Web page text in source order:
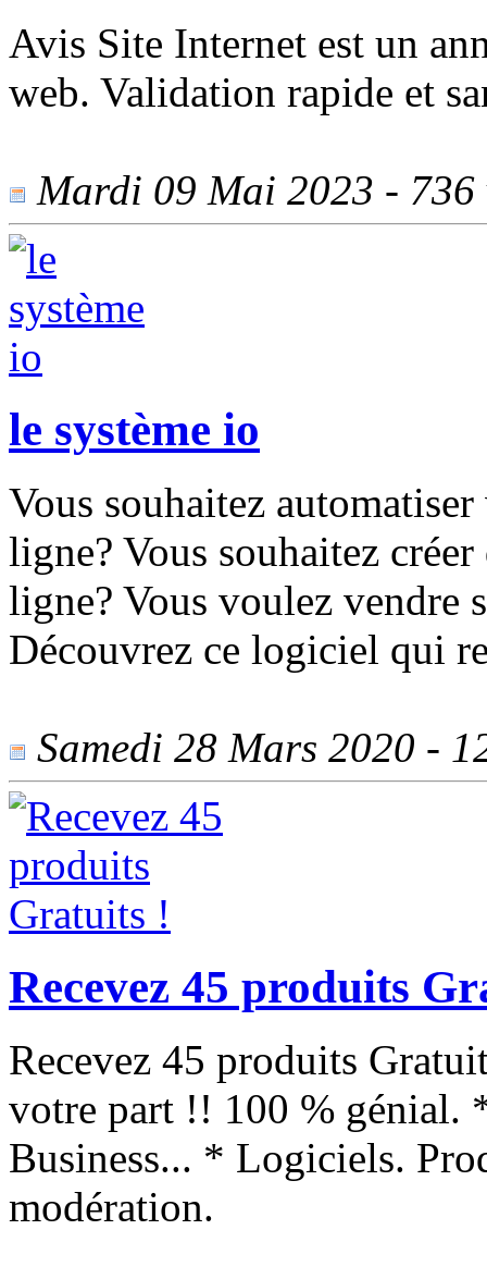
Avis Site Internet est un
web. Validation rapide et
Mardi 09 Mai 2023 - 736
le système io
Vous souhaitez
ligne? Vous souhaitez
ligne? Vous voulez vendre
Découvrez ce logiciel qui
Samedi 28 Mars 2020 -
Recevez 45 produits
Recevez 45 produits
votre part !! 100 % génial.
Business... * Logiciels.
modération.